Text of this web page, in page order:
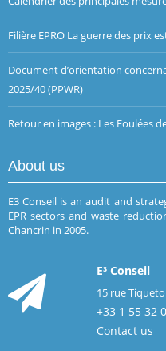
Filière EPRO La guerre des prix
Document d’orientation
2025/40 (PPWR)
Retour en images : Les Foulées
About us
E3 Conseil is an audit and
EPR sectors and waste
Chancrin in 2005.
E³ Conseil
15 rue
+33 1 55 32
Contact us